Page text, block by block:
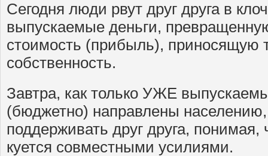
Сегодня люди рвут друг друга в
выпускаемые деньги,
стоимость (прибыль), приносящую
собственность.
Завтра, как только УЖЕ
(бюджетно) направлены
поддерживать друг друга, понимая,
куется совместными усилиями.